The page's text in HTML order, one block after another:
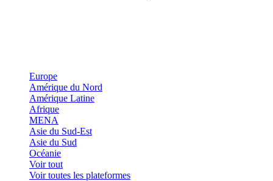
Europe
Amérique du Nord
Amérique Latine
Afrique
MENA
Asie du Sud-Est
Asie du Sud
Océanie
Voir tout
Voir toutes les plateformes